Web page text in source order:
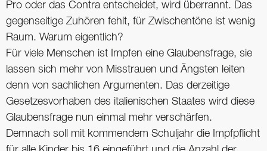
Pro oder das Contra entscheidet, wird überrannt. Das
gegenseitige Zuhören fehlt, für Zwischentöne ist wenig
Raum. Warum eigentlich?
Für viele Menschen ist Impfen eine Glaubensfrage, sie
lassen sich mehr von Misstrauen und Ängsten leiten
denn von sachlichen Argumenten. Das derzeitige
Gesetzesvorhaben des italienischen Staates wird diese
Glaubensfrage nun einmal mehr verschärfen.
Demnach soll mit kommendem Schuljahr die Impfpflicht